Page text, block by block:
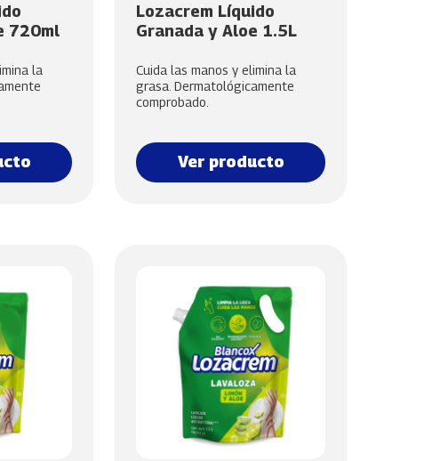
720ml
la
Lozacrem Líquido
Granada y Aloe 1.5L
Cuida las manos y elimina la
grasa. Dermatológicamente
comprobado.
Ver producto